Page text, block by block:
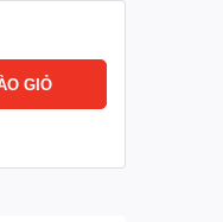
vì vậy cần
GIỎ